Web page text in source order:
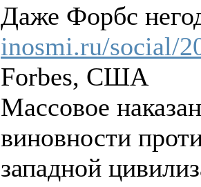
Даже Форбс
inosmi.ru/social/
Forbes, США
Массовое
виновности
западной